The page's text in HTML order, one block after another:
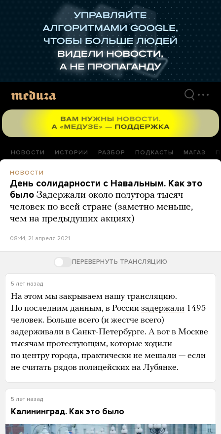
НОВОСТИ ИСТОРИИ РАЗБОР ПОДКАСТЫ МАГАЗ
НОВОСТИ
День солидарности с Навальным. Как это
было Задержали около полутора тысяч
человек по всей стране (заметно меньше,
чем на предыдущих акциях)
08:44, 21 апреля 2021
ПЕРЕВЕРНУТЬ ТРАНСЛЯЦИЮ
5 лет назад
На этом мы закрываем нашу трансляцию.
По последним данным, в России задержали 1495
человек. Больше всего (и жестче всего)
задерживали в Санкт-Петербурге. А вот в Москве
тысячам протестующим, которые ходили
по центру города, практически не мешали — если
не считать рядов полицейских на Лубянке.
5 лет назад
Калининград. Как это было